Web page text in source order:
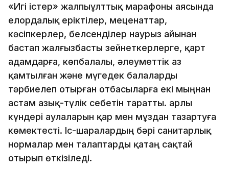
«Игі істер» жалпыұлттық марафоны аясында
елордалық еріктілер, меценаттар,
кәсіпкерлер, белсенділер наурыз айынан
бастап жалғызбасты зейнеткерлерге, қарт
адамдарға, көпбалалы, әлеуметтік аз
қамтылған және мүгедек балаларды
тәрбиелеп отырған отбасыларға екі мыңнан
астам азық-түлік себетін таратты. Қарлы
күндері аулаларын қар мен мұздан тазартуға
көмектесті. Іс-шаралардың бәрі санитарлық
нормалар мен талаптарды қатаң сақтай
отырып өткізіледі.